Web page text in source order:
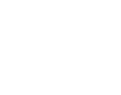
～～～～～～～～～～～～～
ューバダイビングスクール。
プクラスの初心者ダイビングライ
～～～～～～～～～～～～～～
！】